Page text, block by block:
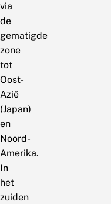
via
de
gematigde
zone
tot
Oost-
Azië
(Japan)
en
Noord-
Amerika.
In
het
zuiden